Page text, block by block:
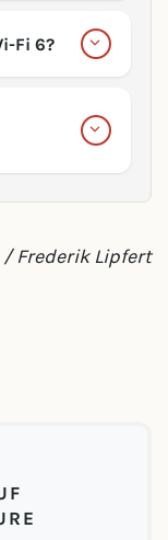
Fi 6?
Frederik Lipfert